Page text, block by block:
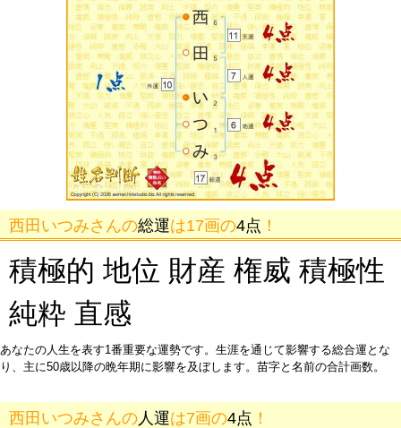
西田いつみさんの総運は17画の4点 ！
積極的 地位 財産 権威 積極性
純粋 直感
あなたの人生を表す1番重要な運勢です。生涯を通じて影響する総合運とな
り、主に50歳以降の晩年期に影響を及ぼします。苗字と名前の合計画数。
西田いつみさんの 人運は7画の4点 ！